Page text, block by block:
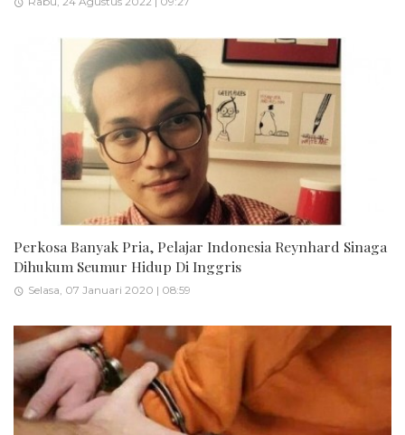
Perkosa Banyak Pria, Pelajar Indonesia Reynhard Sinaga
Dihukum Seumur Hidup Di Inggris
Selasa, 07 Januari 2020 | 08:59